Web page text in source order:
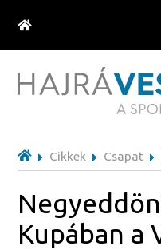
Cikkek Csapat
Kupában a